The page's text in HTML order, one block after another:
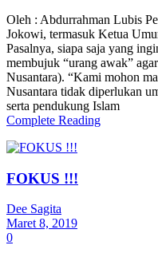
Oleh : Abdurrahman Lubis
Jokowi, termasuk Ketua
Pasalnya, siapa saja yang
membujuk “urang awak”
Nusantara). “Kami mohon
Nusantara tidak diperlukan
serta pendukung Islam
Complete Reading
FOKUS !!!
Dee Sagita
Maret 8, 2019
0